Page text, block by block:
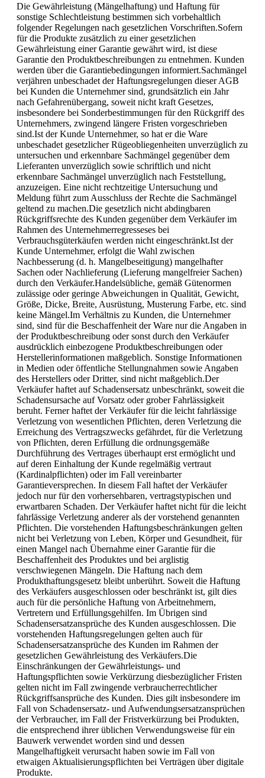
Die Gewährleistung (Mängelhaftung) und Haftung für
sonstige Schlechtleistung bestimmen sich vorbehaltlich
folgender Regelungen nach gesetzlichen Vorschriften.Sofern
für die Produkte zusätzlich zu einer gesetzlichen
Gewährleistung einer Garantie gewährt wird, ist diese
Garantie den Produktbeschreibungen zu entnehmen. Kunden
werden über die Garantiebedingungen informiert.Sachmängel
verjähren unbeschadet der Haftungsregelungen dieser AGB
bei Kunden die Unternehmer sind, grundsätzlich ein Jahr
nach Gefahrenübergang, soweit nicht kraft Gesetzes,
insbesondere bei Sonderbestimmungen für den Rückgriff des
Unternehmers, zwingend längere Fristen vorgeschrieben
sind.Ist der Kunde Unternehmer, so hat er die Ware
unbeschadet gesetzlicher Rügeobliegenheiten unverzüglich zu
untersuchen und erkennbare Sachmängel gegenüber dem
Lieferanten unverzüglich sowie schriftlich und nicht
erkennbare Sachmängel unverzüglich nach Feststellung,
anzuzeigen. Eine nicht rechtzeitige Untersuchung und
Meldung führt zum Ausschluss der Rechte die Sachmängel
geltend zu machen.Die gesetzlich nicht abdingbaren
Rückgriffsrechte des Kunden gegenüber dem Verkäufer im
Rahmen des Unternehmerregresseses bei
Verbrauchsgüterkäufen werden nicht eingeschränkt.Ist der
Kunde Unternehmer, erfolgt die Wahl zwischen
Nachbesserung (d. h. Mangelbeseitigung) mangelhafter
Sachen oder Nachlieferung (Lieferung mangelfreier Sachen)
durch den Verkäufer.Handelsübliche, gemäß Gütenormen
zulässige oder geringe Abweichungen in Qualität, Gewicht,
Größe, Dicke, Breite, Ausrüstung, Musterung Farbe, etc. sind
keine Mängel.Im Verhältnis zu Kunden, die Unternehmer
sind, sind für die Beschaffenheit der Ware nur die Angaben in
der Produktbeschreibung oder sonst durch den Verkäufer
ausdrücklich einbezogene Produktbeschreibungen oder
Herstellerinformationen maßgeblich. Sonstige Informationen
in Medien oder öffentliche Stellungnahmen sowie Angaben
des Herstellers oder Dritter, sind nicht maßgeblich.Der
Verkäufer haftet auf Schadensersatz unbeschränkt, soweit die
Schadensursache auf Vorsatz oder grober Fahrlässigkeit
beruht. Ferner haftet der Verkäufer für die leicht fahrlässige
Verletzung von wesentlichen Pflichten, deren Verletzung die
Erreichung des Vertragszwecks gefährdet, für die Verletzung
von Pflichten, deren Erfüllung die ordnungsgemäße
Durchführung des Vertrages überhaupt erst ermöglicht und
auf deren Einhaltung der Kunde regelmäßig vertraut
(Kardinalpflichten) oder im Fall vereinbarter
Garantieversprechen. In diesem Fall haftet der Verkäufer
jedoch nur für den vorhersehbaren, vertragstypischen und
erwartbaren Schaden. Der Verkäufer haftet nicht für die leicht
fahrlässige Verletzung anderer als der vorstehend genannten
Pflichten. Die vorstehenden Haftungsbeschränkungen gelten
nicht bei Verletzung von Leben, Körper und Gesundheit, für
einen Mangel nach Übernahme einer Garantie für die
Beschaffenheit des Produktes und bei arglistig
verschwiegenen Mängeln. Die Haftung nach dem
Produkthaftungsgesetz bleibt unberührt. Soweit die Haftung
des Verkäufers ausgeschlossen oder beschränkt ist, gilt dies
auch für die persönliche Haftung von Arbeitnehmern,
Vertretern und Erfüllungsgehilfen. Im Übrigen sind
Schadensersatzansprüche des Kunden ausgeschlossen. Die
vorstehenden Haftungsregelungen gelten auch für
Schadensersatzansprüche des Kunden im Rahmen der
gesetzlichen Gewährleistung des Verkäufers.Die
Einschränkungen der Gewährleistungs- und
Haftungspflichten sowie Verkürzung diesbezüglicher Fristen
gelten nicht im Fall zwingende verbraucherrechtlicher
Rückgriffsansprüche des Kunden. Dies gilt insbesondere im
Fall von Schadensersatz- und Aufwendungsersatzansprüchen
der Verbraucher, im Fall der Fristverkürzung bei Produkten,
die entsprechend ihrer üblichen Verwendungsweise für ein
Bauwerk verwendet worden sind und dessen
Mangelhaftigkeit verursacht haben sowie im Fall von
etwaigen Aktualisierungspflichten bei Verträgen über digitale
Produkte.